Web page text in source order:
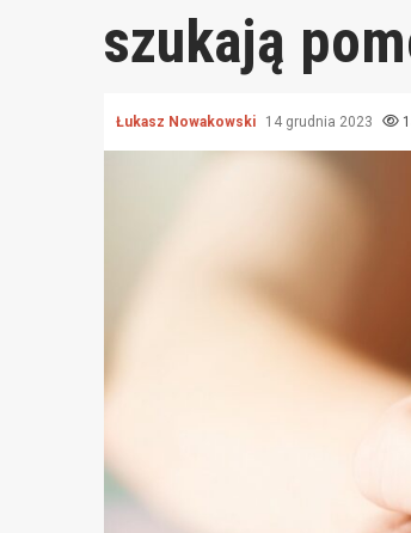
szukają
Łukasz Nowakowski 14 grudnia 2023